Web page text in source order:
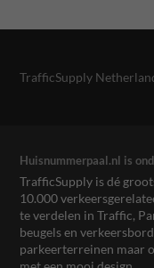
TrafficSupply
Huisnummerpaal.nl is
TrafficSupply is dé
10.000
te verdelen in Traffic,
beugels en
parkeerterreinen maar